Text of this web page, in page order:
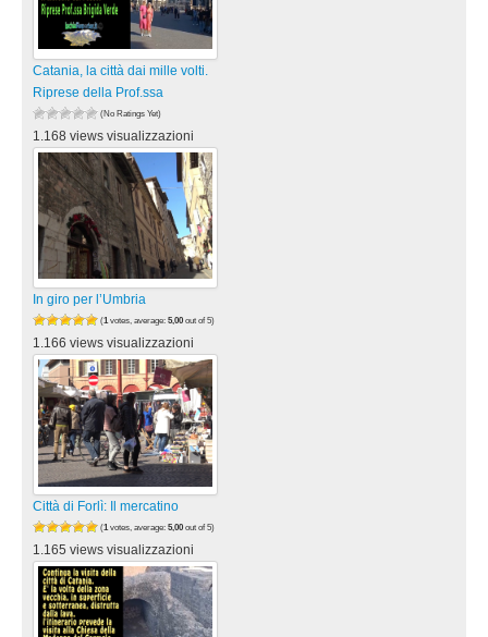
Catania, la città dai mille volti.
Riprese della Prof.ssa
(No Ratings Yet)
1.168 views visualizzazioni
In giro per l’Umbria
(1 votes, average: 5,00 out of 5)
1.166 views visualizzazioni
Città di Forlì: Il mercatino
(1 votes, average: 5,00 out of 5)
1.165 views visualizzazioni